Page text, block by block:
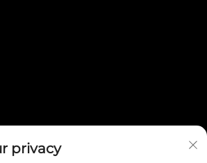
privacy